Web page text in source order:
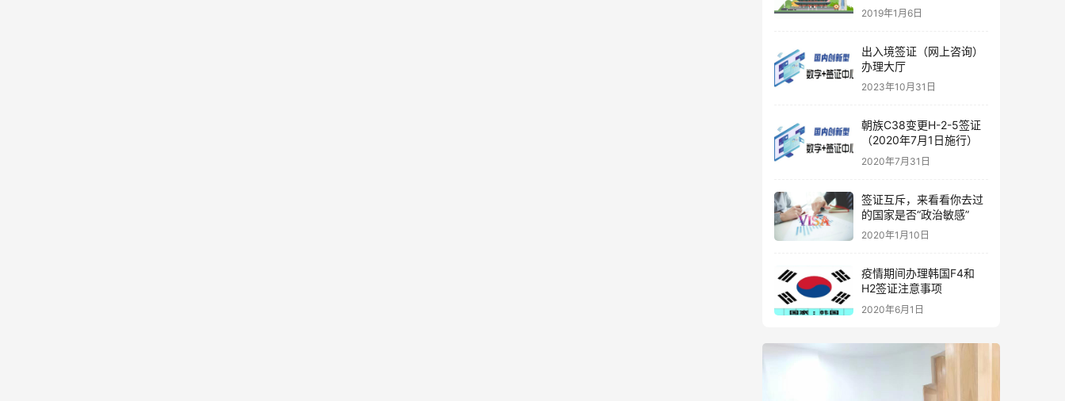
2019年1月6日
出入境签证（网上咨询）
办理大厅
2023年10月31日
朝族C38变更H-2-5签证
（2020年7月1日施行）
2020年7月31日
签证互斥，来看看你去过
的国家是否“政治敏感”
2020年1月10日
疫情期间办理韩国F4和
H2签证注意事项
2020年6月1日